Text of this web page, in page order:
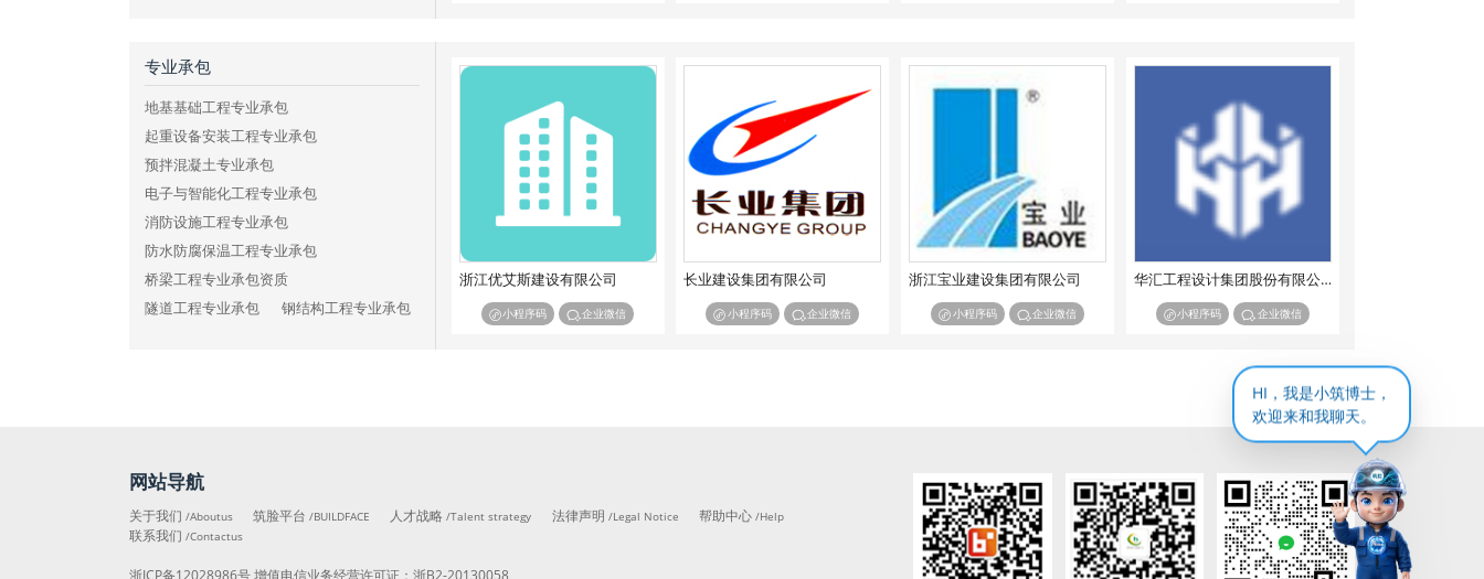
HI，我是小筑博士，
欢迎来和我聊天。
铁路工程施工总承包二级
铁路工程施工总承包三级
港口与航道工程施工总承包特级
港口与航道工程施工总承包一级
港口与航道工程施工总承包二级
港口与航道工程施工总承包三级
矿山工程施工总承包特级
矿山工程施工总承包一级
矿山工程施工总承包二级
石油化工工程施工总承包特级
石油化工工程施工总承包一级
石油化工工程施工总承包二级
专业承包
地基基础工程专业承包
起重设备安装工程专业承包
预拌混凝土专业承包
电子与智能化工程专业承包
消防设施工程专业承包
防水防腐保温工程专业承包
桥梁工程专业承包资质
隧道工程专业承包
钢结构工程专业承包
城市及道路照明工程专业承包
公路路面工程专业承包
公路路基工程专业承包
公路交通工程专业承包
浙江优艾斯建设有限公司
小程序码 企业微信
长业建设集团有限公司
小程序码 企业微信
浙江宝业建设集团有限公司
小程序码 企业微信
华汇工程设计集团股份有限公司
小程序码 企业微信
网站导航
关于我们 /Aboutus 筑脸平台/BUILDFACE 人才战略/Talent strategy 法律声明 /Legal Notice 帮助中心 /Help
联系我们 /Contactus
浙ICP备12028986号增值电信业务经营许可证： 浙B2-20130058